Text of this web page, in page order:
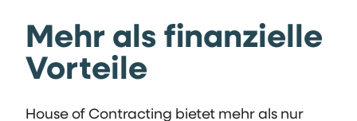
Mehr als finanzielle
Vorteile
House of Contracting bietet mehr als nur